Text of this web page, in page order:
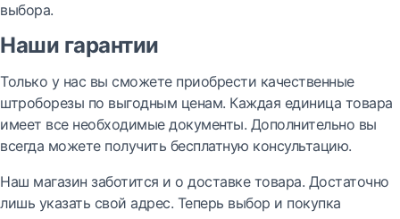
выбора.
Наши гарантии
Только у нас вы сможете приобрести качественные
штроборезы по выгодным ценам. Каждая единица товара
имеет все необходимые документы. Дополнительно вы
всегда можете получить бесплатную консультацию.
Наш магазин заботится и о доставке товара. Достаточно
лишь указать свой адрес. Теперь выбор и покупка